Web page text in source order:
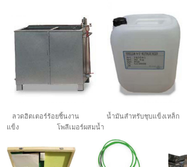
ลวดฮิตเตอร์ร้อยชิ้นงาน น้ำมันสำหรับชุบแข็งเหล็
แข็ง โพลีเมอร์ผสมน้ำ